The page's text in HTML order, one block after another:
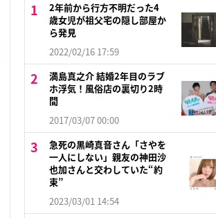
2年前から行方不明だった4
歳女児が祖父宅の隠し部屋か
ら発見
2022/02/16 17:59
満島真之介 結婚2年目のラブ
ホ浮気！風俗店の裏切り2時
間
2017/03/07 00:00
急死の黒崎真音さん「さやを
一人にしない」親友の神田沙
也加さんと交わしていた“約
束”
2023/03/01 14:54